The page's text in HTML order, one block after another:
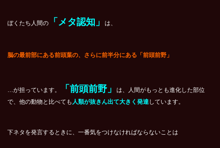
ぼくたち人間の 「メタ認知」 は、
脳の最前部にある前頭葉の、さらに前半分にある「前頭前野」
…が担っています。 「前頭前野」
は、人間がもっとも進化した部位
で、他の動物と比べても 人類が抜きん出て大きく発達しています。
下ネタを発言するときに、一番気をつけなければならないことは